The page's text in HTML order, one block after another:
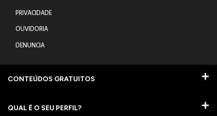
PRIVACIDADE
OUVIDORIA
DENUNCIA
CONTEÚDOS GRATUITOS
QUAL É O SEU PERFIL?